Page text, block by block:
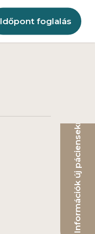
Időpont foglalás
Információk új pácienseknek